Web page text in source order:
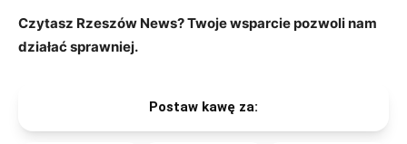
Czytasz Rzeszów News? Twoje wsparcie pozwoli nam
działać sprawniej.
Postaw kawę za: